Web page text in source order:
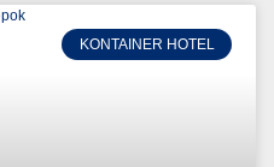
KONTAINER HOTEL